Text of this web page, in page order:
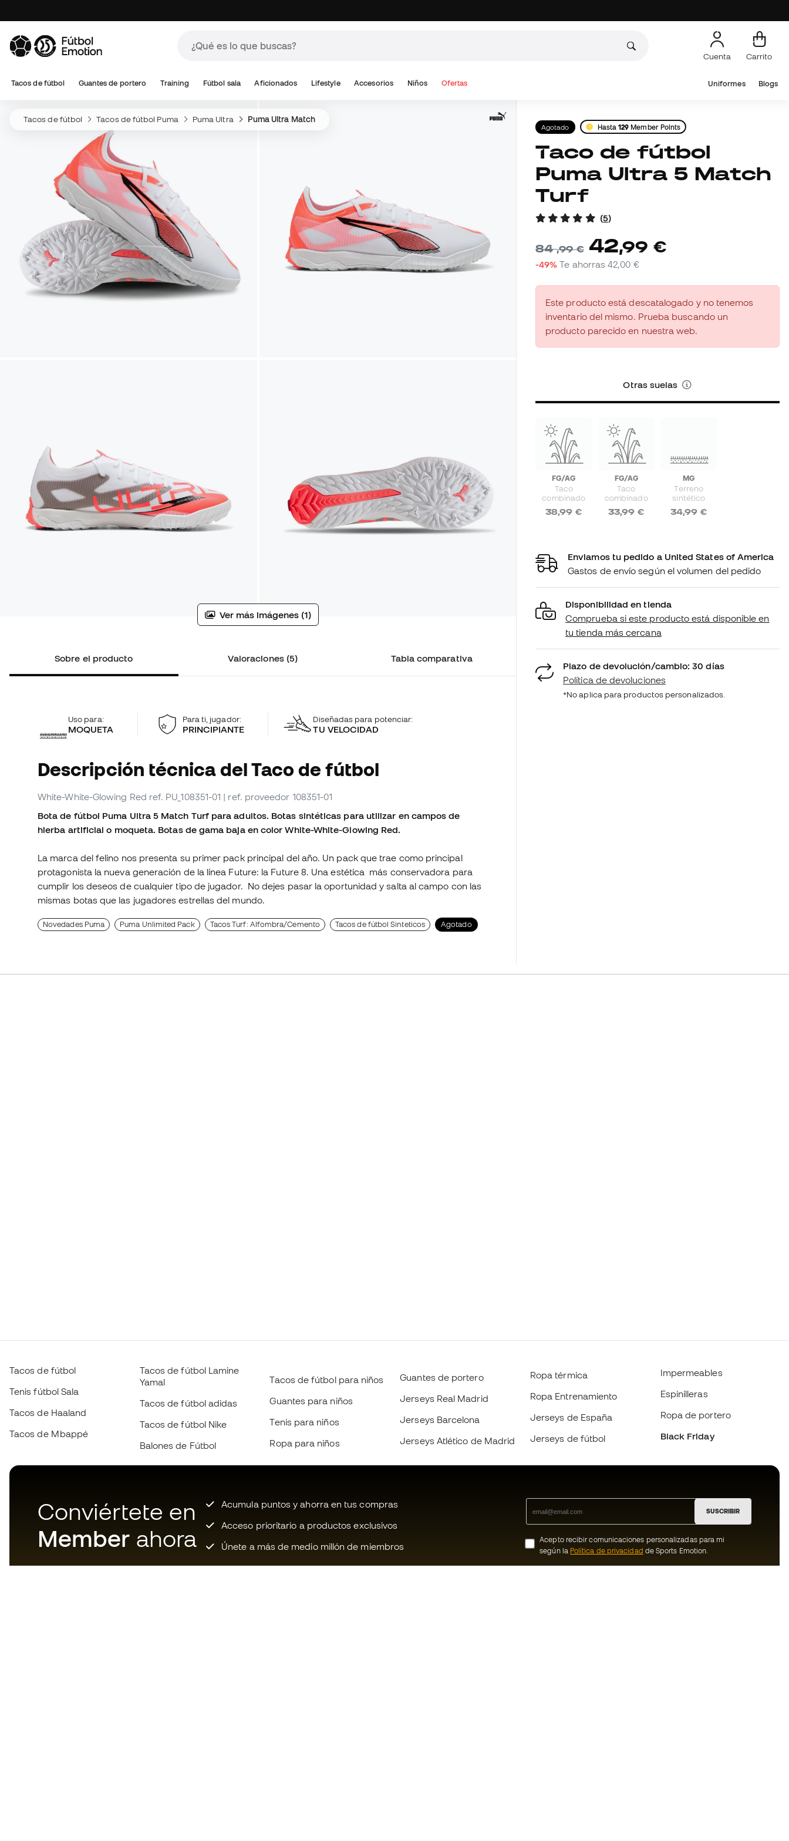
Cuenta Carrito
Tacos de fútbol Guantes de portero Training Fútbol sala Aficionados Lifestyle Accesorios Niños Ofertas Uniformes Blogs
Tacos de fútbol Tacos de fútbol Puma Puma Ultra Puma Ultra Match
Ver más imágenes (1)
Sobre el producto Valoraciones (5) Tabla comparativa
Uso para:
MOQUETA
Para ti, jugador:
PRINCIPIANTE
Diseñadas para potenciar:
TU VELOCIDAD
Descripción técnica del Taco de fútbol
White-White-Glowing Red ref. PU_108351-01 | ref. proveedor 108351-01
Bota de fútbol Puma Ultra 5 Match Turf para adultos. Botas sintéticas para utilizar en campos de
hierba artificial o moqueta. Botas de gama baja en color White-White-Glowing Red.
La marca del felino nos presenta su primer pack principal del año. Un pack que trae como principal
protagonista la nueva generación de la línea Future: la Future 8. Una estética más conservadora para
cumplir los deseos de cualquier tipo de jugador. No dejes pasar la oportunidad y salta al campo con las
mismas botas que las jugadores estrellas del mundo.
Novedades Puma Puma Unlimited Pack Tacos Turf: Alfombra/Cemento Tacos de fútbol Sinteticos Agotado
Agotado Hasta129 Member Points
Taco de fútbol
Puma Ultra 5 Match
Turf
(5)
84,99 € 42,99 €
-49% Te ahorras42,00 €
Este producto está descatalogado y no tenemos
inventario del mismo. Prueba buscando un
producto parecido en nuestra web.
Otras suelas
FG/AG
Taco
combinado
38,99 €
FG/AG
Taco
combinado
33,99 €
MG
Terreno
sintético
34,99 €
Enviamos tu pedido a United States of America
Gastos de envío según el volumen del pedido
Disponibilidad en tienda
Comprueba si este producto está disponible en
tu tienda más cercana
Plazo de devolución/cambio: 30 días
Política de devoluciones
*No aplica para productos personalizados.
Tacos de fútbol
Tenis fútbol Sala
Tacos de Haaland
Tacos de Mbappé
Tacos de fútbol Lamine
Yamal
Tacos de fútbol adidas
Tacos de fútbol Nike
Balones de Fútbol
Tacos de fútbol para niños
Guantes para niños
Tenis para niños
Ropa para niños
Guantes de portero
Jerseys Real Madrid
Jerseys Barcelona
Jerseys Atlético de Madrid
Ropa térmica
Ropa Entrenamiento
Jerseys de España
Jerseys de fútbol
Impermeables
Espinilleras
Ropa de portero
Black Friday
Conviértete en
Member ahora
Acumula puntos y ahorra en tus compras
Acceso prioritario a productos exclusivos
Únete a más de medio millón de miembros
SUSCRIBIR
Acepto recibir comunicaciones personalizadas para mi
según la Política de privacidad de Sports Emotion.